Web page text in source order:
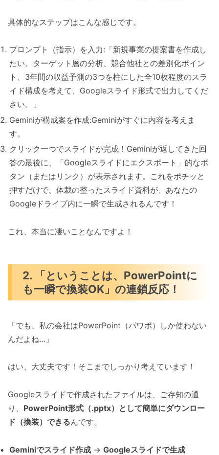
具体的なステップはこんな感じです。
プロンプト（指示）を入力:「新規事業の提案書を作成し
たい。ターゲット層の分析、競合他社との差別化ポイン
ト、3年間の収益予測の3つを柱にした全10枚程度のスラ
イド構成を考えて、Googleスライド形式で出力してくだ
さい。」
Geminiが構成案を作成:Geminiがすぐに内容を考えま
す。
クリック一つでスライドが完成！Geminiが返してきた回
答の最後に、「Googleスライドにエクスポート」的なボ
タン（またはリンク）が表示されます。これをポチッと
押すだけで、体裁の整ったスライド資料が、あなたの
Googleドライブ内に一瞬で生成されるんです！
これ、本当に凄いことなんですよ！
2. 「ということは、PowerPointに
も一瞬で換装OK」の連鎖反応！
「でも、私の会社はPowerPoint（パワポ）しか使わない
んだよね…」
はい、大丈夫です！そこまでしっかり考えています！
Googleスライドで作成されたファイルは、ご存知の通
り、 PowerPoint形式（.pptx）として簡単にダウンロー
ド（換装）できるんです。
Geminiでスライド作成 →Googleスライドで生成